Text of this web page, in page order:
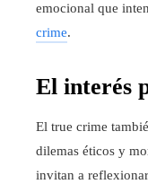
emocional que
crime.
El interés
El true crime
dilemas éticos y
invitan a